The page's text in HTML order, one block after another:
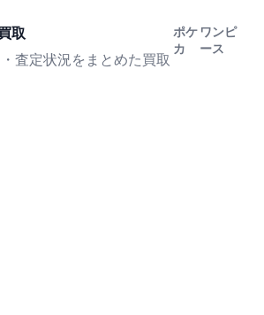
取
査定状況をまとめた買取
ポケ
カ
ワンピ
ース